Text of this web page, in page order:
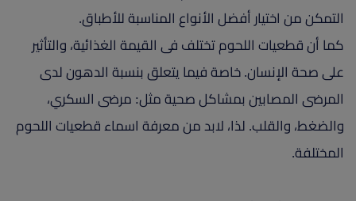
التمكن من اختيار أفضل الأنواع المناسبة للأطباق.
كما أن قطعيات اللحوم تختلف فى القيمة الغذائية، والتأثير
على صحة الإنسان. خاصة فيما يتعلق بنسبة الدهون لدى
المرضى المصابين بمشاكل صحية مثل: مرضى السكري،
والضغط، والقلب. لذا، لابد من معرفة اسماء قطعيات اللحوم
المختلفة.